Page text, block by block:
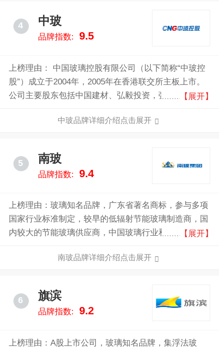
4 中玻
品牌指数: 9.5
上榜理由： 中国玻璃控股有限公司（以下简称“中玻控
股”）成立于2004年，2005年在香港联交所主板上市。
公司主要股东包括中国建材、弘毅投资，强大的股东背
产基地和一个研发中心，员工4000多人。中玻控股现拥
拥有光伏压延玻璃生产线及其配套深加工线、离线低辐
射镀膜玻璃生产线。辖下生产基地位于或靠近主要消费
中心，或邻近能源、资源产地，享有独特的市场竞争优
【展开】
中玻品牌详细介绍点击展开
5 南玻
品牌指数: 9.4
上榜理由：玻璃知名品牌，广东省著名商标，参与多项
国家行业标准制定，较早的低辐射节能玻璃制造商，国
内较大的节能玻璃供应商，中国玻璃行业和太阳能行业
节能玻璃、电子玻璃及显示器件、太阳能光伏三条完整
三角、华南珠三角、西南成渝地区、华北京津冀地区以
及华中湖北地区。南玻同时拥有全国性和国际化的运营
网络，产品广受国内外客户赞誉。中国南玻集团正让全
【展开】
南玻品牌详细介绍点击展开
6 旗滨
品牌指数: 9.2
上榜理由：A股上市公司，玻璃知名品牌，集浮法玻